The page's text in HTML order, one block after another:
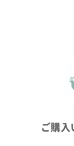
ご購入